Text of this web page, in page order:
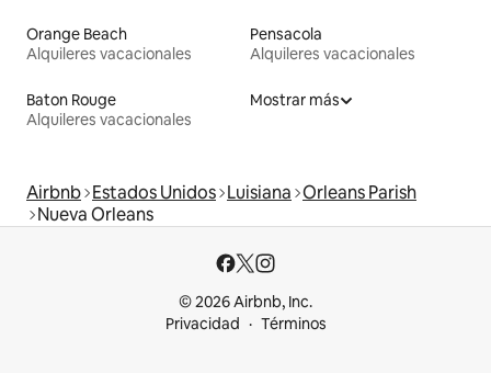
Orange Beach
Alquileres vacacionales
Pensacola
Alquileres vacacionales
Baton Rouge
Alquileres vacacionales
Mostrar más
Airbnb Estados Unidos Luisiana Orleans Parish
Nueva Orleans
© 2026 Airbnb, Inc.
Privacidad
Términos